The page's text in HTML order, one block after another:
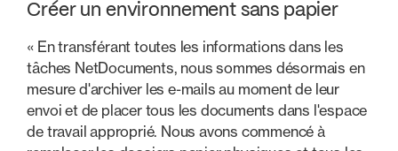
Créer un environnement sans papier
« En transférant toutes les informations dans les
tâches NetDocuments, nous sommes désormais en
mesure d'archiver les e-mails au moment de leur
envoi et de placer tous les documents dans l'espace
de travail approprié. Nous avons commencé à